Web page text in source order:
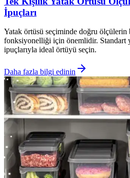
İpuçları
Yatak örtüsü seçiminde doğru ölçülerin
fonksiyonelliği için önemlidir. Standart
ipuçlarıyla ideal örtüyü seçin.
Daha fazla bilgi edinin